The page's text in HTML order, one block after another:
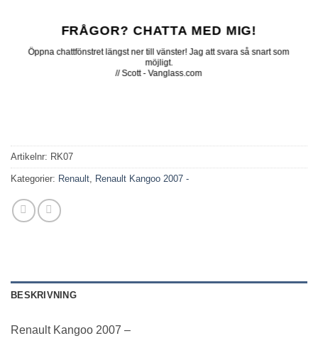
FRÅGOR? CHATTA MED MIG!
Öppna chattfönstret längst ner till vänster! Jag att svara så snart som
möjligt.
// Scott - Vanglass.com
Artikelnr: RK07
Kategorier: Renault, Renault Kangoo 2007 -
BESKRIVNING
Renault Kangoo 2007 –